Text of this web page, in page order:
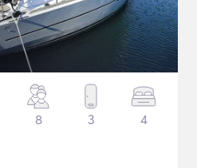
8 3 4